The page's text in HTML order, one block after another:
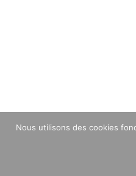
Nous utilisons des cookies